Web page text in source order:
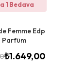
1 Bedava
Femme Edp
Parfüm
₺1.649,00